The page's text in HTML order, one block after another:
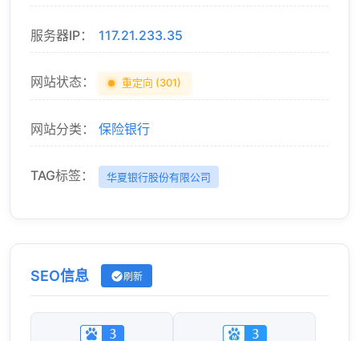
服务器IP： 117.21.233.35
网站状态： 重定向 (301)
网站分类： 保险银行
TAG标签： 华夏银行股份有限公司
SEO信息 刷新